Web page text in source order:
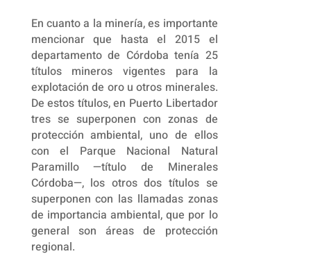
En cuanto a la minería, es importante
mencionar que hasta el 2015 el
departamento de Córdoba tenía 25
títulos mineros vigentes para la
explotación de oro u otros minerales.
De estos títulos, en Puerto Libertador
tres se superponen con zonas de
protección ambiental, uno de ellos
con el Parque Nacional Natural
Paramillo —título de Minerales
Córdoba—, los otros dos títulos se
superponen con las llamadas zonas
de importancia ambiental, que por lo
general son áreas de protección
regional.